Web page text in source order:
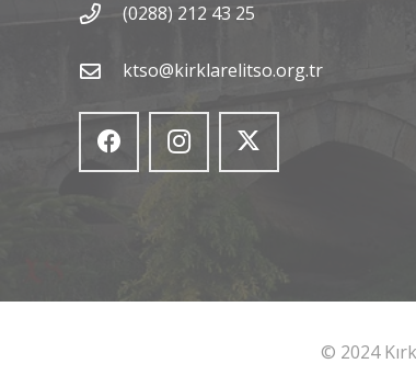
(0288) 212 43 25
ktso@kirklarelitso.org.tr
© 2024